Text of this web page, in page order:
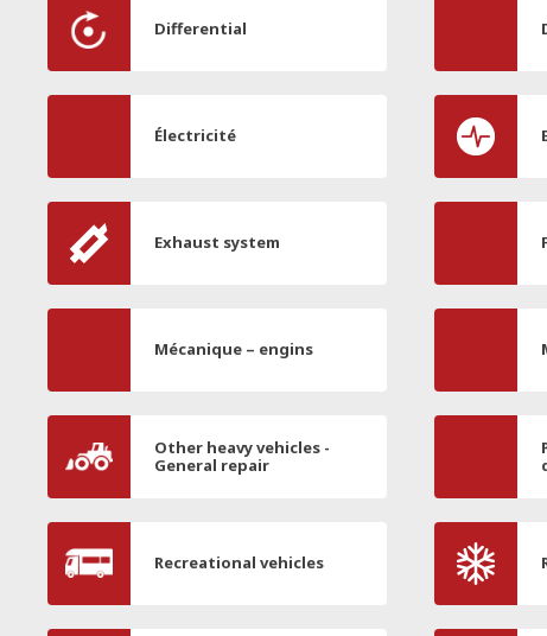
Differential
Électricité
Exhaust system
Mécanique – engins
Other heavy vehicles -
General repair
Recreational vehicles